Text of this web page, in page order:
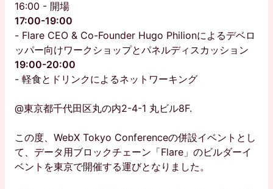
16:00 - 開場
17:00-19:00
- Flare CEO & Co-Founder Hugo Philionによるデベロ
ッパー向けワークショップとパネルディスカッション
19:00-20:00
- 軽食とドリンクによるネットワーキング
@東京都千代田区丸の内2-4-1 丸ビル8F.
この度、WebX Tokyo Conferenceの併設イベントとし
て、データ用ブロックチェーン「Flare」のビルダーイ
ベントを東京で開催する運びとなりました。